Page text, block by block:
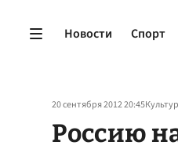
Новости Спорт
20 сентября 2012 20:45
Россию